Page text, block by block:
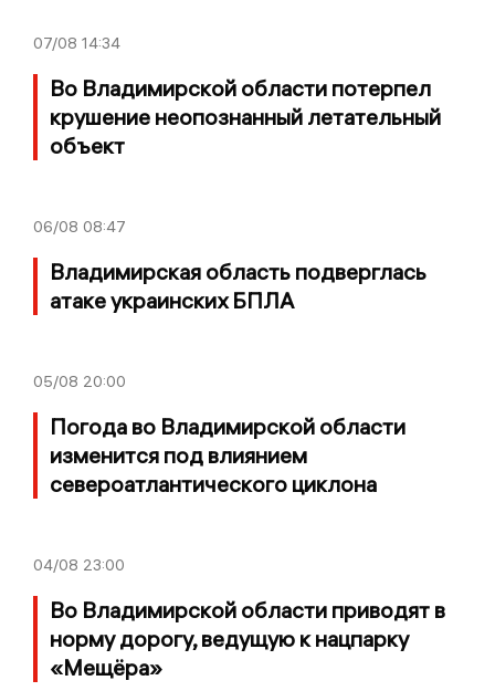
07/08 14:34
Во Владимирской области потерпел
крушение неопознанный летательный
объект
06/08 08:47
Владимирская область подверглась
атаке украинских БПЛА
05/08 20:00
Погода во Владимирской области
изменится под влиянием
североатлантического циклона
04/08 23:00
Во Владимирской области приводят в
норму дорогу, ведущую к нацпарку
«Мещёра»